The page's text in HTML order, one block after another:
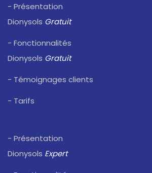
- Présentation
Dionysols Gratuit
- Fonctionnalités
Dionysols Gratuit
- Témoignages clients
- Tarifs
- Présentation
Dionysols Expert